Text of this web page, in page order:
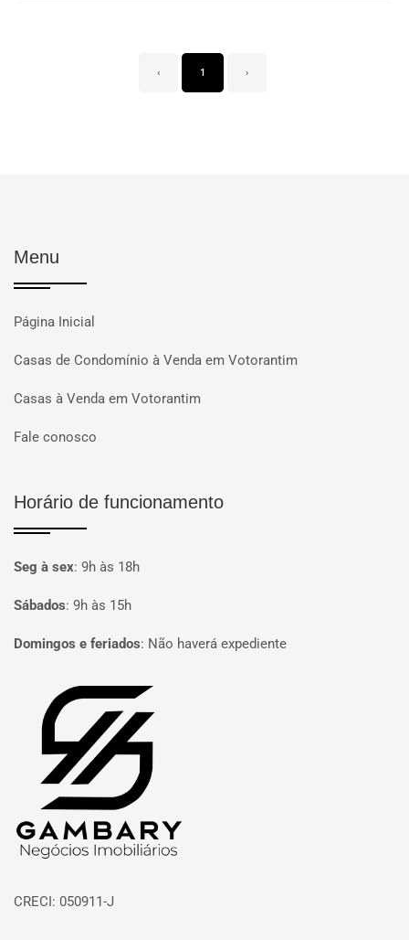
‹ 1 ›
Menu
Página Inicial
Casas de Condomínio à Venda em Votorantim
Casas à Venda em Votorantim
Fale conosco
Horário de funcionamento
Seg à sex: 9h às 18h
Sábados: 9h às 15h
Domingos e feriados: Não haverá expediente
Página inicial
CRECI: 050911-J